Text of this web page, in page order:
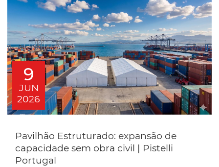
9
JUN
2026
Pavilhão Estruturado: expansão de
capacidade sem obra civil | Pistelli
Portugal